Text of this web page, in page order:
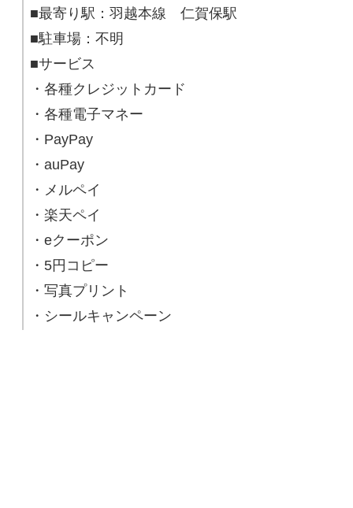
■最寄り駅：羽越本線 仁賀保駅
■駐車場：不明
■サービス
・各種クレジットカード
・各種電子マネー
・PayPay
・auPay
・メルペイ
・楽天ペイ
・eクーポン
・5円コピー
・写真プリント
・シールキャンペーン